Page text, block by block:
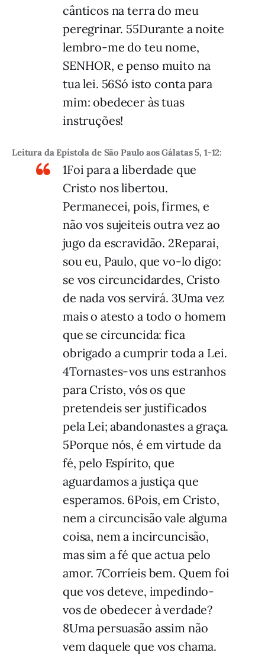
cânticos na terra do meu
peregrinar. 55Durante a noite
lembro-me do teu nome,
SENHOR, e penso muito na
tua lei. 56Só isto conta para
mim: obedecer às tuas
instruções!
Leitura da Epístola de São Paulo aos Gálatas 5, 1-12:
1Foi para a liberdade que
Cristo nos libertou.
Permanecei, pois, firmes, e
não vos sujeiteis outra vez ao
jugo da escravidão. 2Reparai,
sou eu, Paulo, que vo-lo digo:
se vos circuncidardes, Cristo
de nada vos servirá. 3Uma vez
mais o atesto a todo o homem
que se circuncida: fica
obrigado a cumprir toda a Lei.
4Tornastes-vos uns estranhos
para Cristo, vós os que
pretendeis ser justificados
pela Lei; abandonastes a graça.
5Porque nós, é em virtude da
fé, pelo Espírito, que
aguardamos a justiça que
esperamos. 6Pois, em Cristo,
nem a circuncisão vale alguma
coisa, nem a incircuncisão,
mas sim a fé que actua pelo
amor. 7Corríeis bem. Quem foi
que vos deteve, impedindo-
vos de obedecer à verdade?
8Uma persuasão assim não
vem daquele que vos chama.